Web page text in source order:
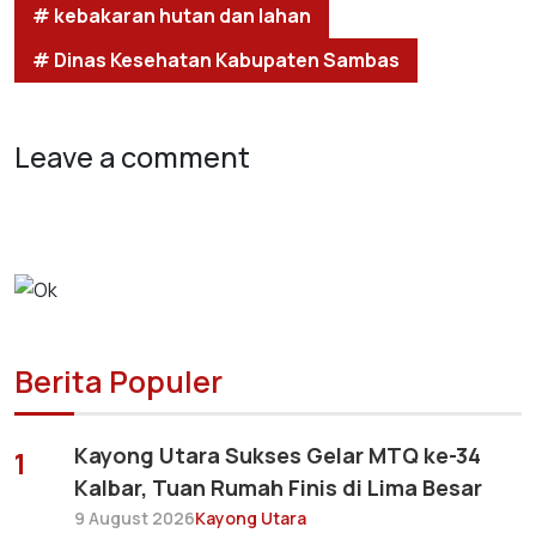
# kebakaran hutan dan lahan
# Dinas Kesehatan Kabupaten Sambas
Leave a comment
Berita Populer
1
Kayong Utara Sukses Gelar MTQ ke-34
Kalbar, Tuan Rumah Finis di Lima Besar
9 August 2026Kayong Utara